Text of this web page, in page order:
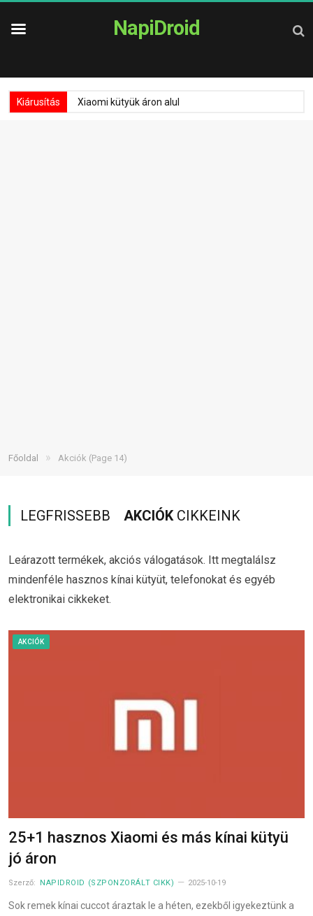
NapiDroid
Kiárusítás Xiaomi kütyük áron alul
Főoldal » Akciók (Page 14)
LEGFRISSEBB AKCIÓKCIKKEINK
Leárazott termékek, akciós válogatások. Itt megtalálsz
mindenféle hasznos kínai kütyüt, telefonokat és egyéb
elektronikai cikkeket.
AKCIÓK
25+1 hasznos Xiaomi és más kínai kütyü
jó áron
Szerző: NAPIDROID (SZPONZORÁLT CIKK) 2025-10-19
Sok remek kínai cuccot áraztak le a héten, ezekből igyekeztünk a